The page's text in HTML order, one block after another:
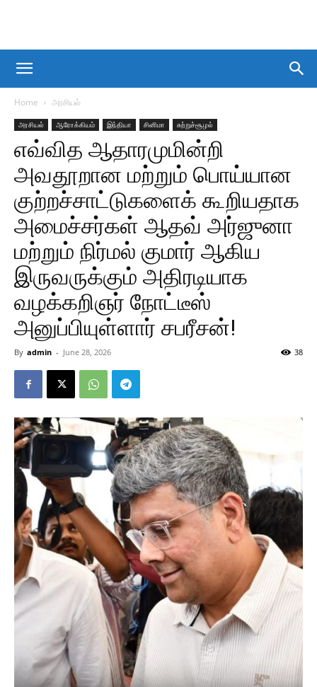
Home அரசியல்
அரசியல் ஆரோக்கியம் இந்தியா சினிமா சுற்றுச்சூழல்
எவ்வித ஆதாரமுமின்றி
அவதூறான மற்றும் பொய்யான
குற்றச்சாட்டுகளைக் கூறியதாக
அமைச்சர்கள் ஆதவ் அர்ஜுனா
மற்றும் நிர்மல் குமார் ஆகிய
இருவருக்கும் அதிரடியாக
வழக்கறிஞர் நோட்டீஸ்
அனுப்பியுள்ளார் சபரீசன்!
By admin - June 28, 2026 38